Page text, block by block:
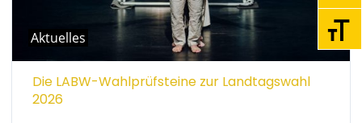
Aktuelles
Die LABW-Wahlprüfsteine zur Landtagswahl
2026